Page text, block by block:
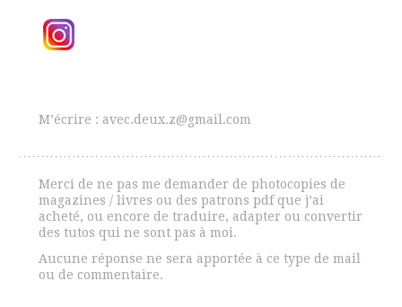
M’écrire : avec.deux.z@gmail.com
Merci de ne pas me demander de photocopies de
magazines / livres ou des patrons pdf que j’ai
acheté, ou encore de traduire, adapter ou convertir
des tutos qui ne sont pas à moi.
Aucune réponse ne sera apportée à ce type de mail
ou de commentaire.